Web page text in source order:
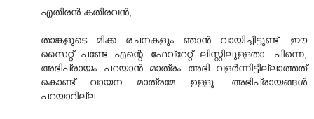
എതിരന്‍ കതിരവന്‍,
താങ്കളുടെ മിക്ക രചനകളും ഞാന്‍ വായിച്ചിട്ടുണ്ട്. ഈ
സൈറ്റ് പണ്ടേ എന്റെ ഫേവ്‌റേറ്റ് ലിസ്റ്റിലുള്ളതാ. പിന്നെ,
അഭിപ്രായം പറയാന്‍ മാത്രം അഭി വളര്‍ന്നിട്ടില്ലാത്തത്
കൊണ്ട് വായന മാത്രമേ ഉള്ളൂ. അഭിപ്രായങ്ങള്‍
പറയാറില്ല.